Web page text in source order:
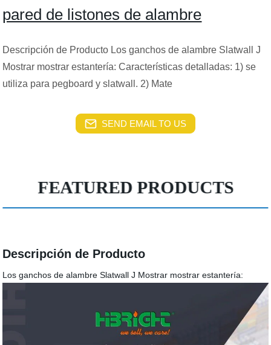
pared de listones de alambre
Descripción de Producto Los ganchos de alambre Slatwall J
Mostrar mostrar estantería: Características detalladas: 1) se
utiliza para pegboard y slatwall. 2) Mate
SEND EMAIL TO US
FEATURED PRODUCTS
Descripción de Producto
Los ganchos de alambre Slatwall J Mostrar mostrar estantería: